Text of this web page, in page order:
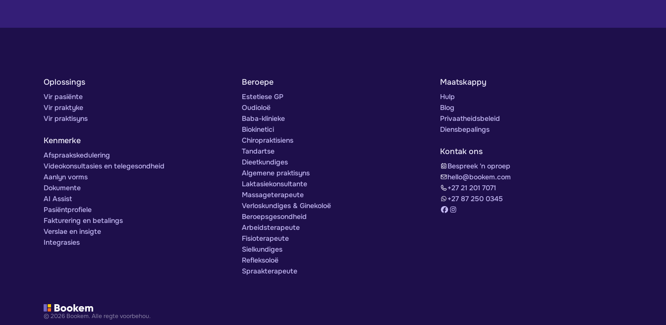
Oplossings
Vir pasiënte
Vir praktyke
Vir praktisyns
Kenmerke
Afspraakskedulering
Videokonsultasies en telegesondheid
Aanlyn vorms
Dokumente
AI Assist
Pasiëntprofiele
Fakturering en betalings
Verslae en insigte
Integrasies
Beroepe
Estetiese GP
Oudioloë
Baba-klinieke
Biokinetici
Chiropraktisiens
Tandartse
Dieetkundiges
Algemene praktisyns
Laktasiekonsultante
Massageterapeute
Verloskundiges & Ginekoloë
Beroepsgesondheid
Arbeidsterapeute
Fisioterapeute
Sielkundiges
Refleksoloë
Spraakterapeute
Maatskappy
Hulp
Blog
Privaatheidsbeleid
Diensbepalings
Kontak ons
Bespreek 'n oproep
hello@bookem.com
+27 21 201 7071
+27 87 250 0345
© 2026 Bookem. Alle regte voorbehou.